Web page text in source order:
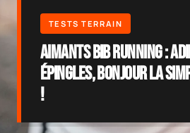
Aimants Bib Running :
Épingles, Bonjour la
!